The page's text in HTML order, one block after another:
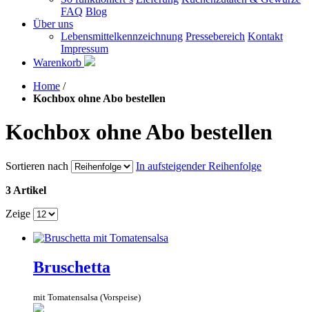
FAQ Blog
Über uns
Lebensmittelkennzeichnung Pressebereich Kontakt
Impressum
Warenkorb
Home /
Kochbox ohne Abo bestellen
Kochbox ohne Abo bestellen
Sortieren nach In aufsteigender Reihenfolge
3 Artikel
Zeige
Bruschetta
mit Tomatensalsa (Vorspeise)